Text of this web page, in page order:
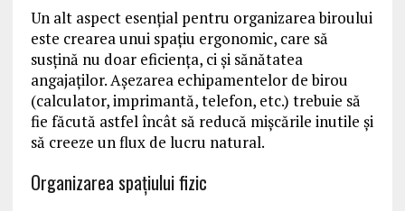
Un alt aspect esențial pentru organizarea biroului
este crearea unui spațiu ergonomic, care să
susțină nu doar eficiența, ci și sănătatea
angajaților. Așezarea echipamentelor de birou
(calculator, imprimantă, telefon, etc.) trebuie să
fie făcută astfel încât să reducă mișcările inutile și
să creeze un flux de lucru natural.
Organizarea spațiului fizic